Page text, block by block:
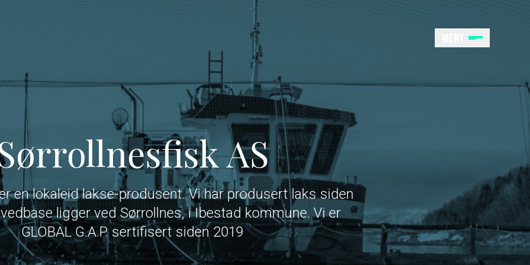
AS
en lokaleid lakse-produsent. Vi har produsert laks siden
ligger ved Sørrollnes, i Ibestad kommune. Vi er
GLOBAL G.A.P. sertifisert siden 2019